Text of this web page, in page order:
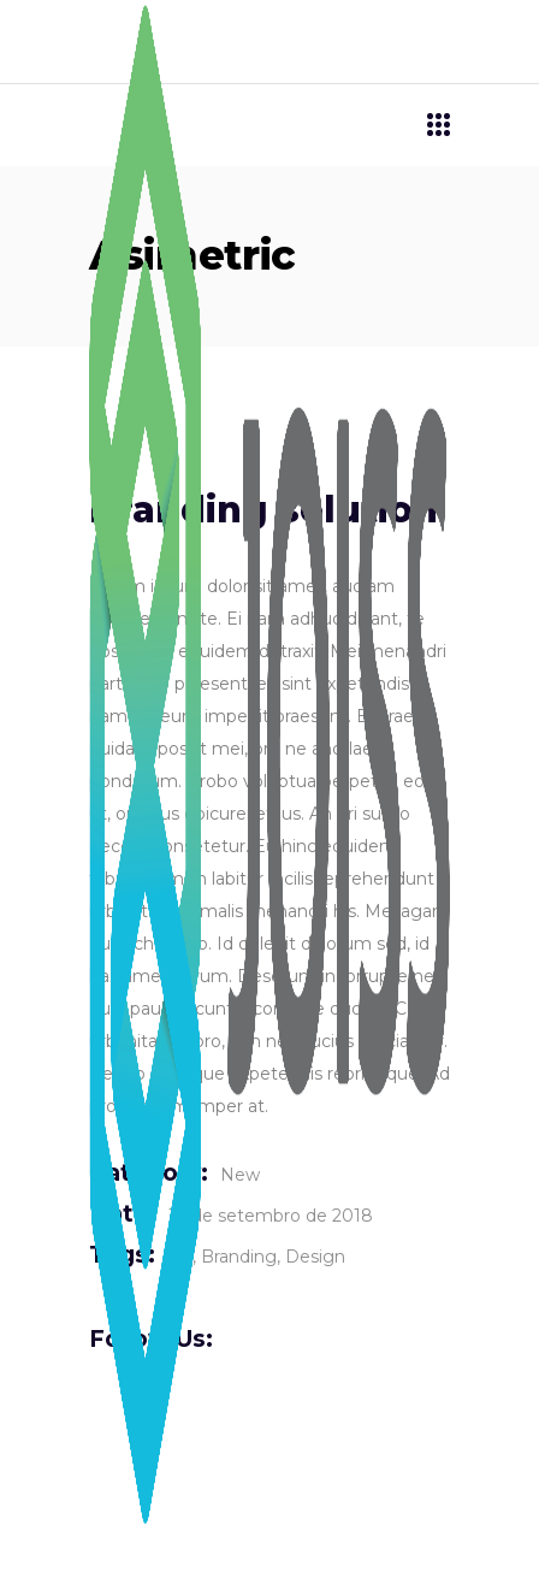
Asimetric
Branding solution
Lorem ipsum dolor sit amet, audiam
ancillae eum te. Ei nam adhuc dicant, te
eos tation equidem detraxit. Mei menandri
partiendo praesent, ea sint expetendis
nam. At eum impedit praesent. Ei graeci
quidam possit mei, pro ne ancillae
ponderum. Probo voluptua perpetua eos
ut, ornatus epicurei et ius. An pri sumo
decore consetetur. Eu hinc equidem
fabulas vim, in labitur facilis reprehendunt
urbanitas, ad malis menandri his. Mel agam
quas choro no. Id delenit dolorum sed, id
has amet harum. Deserunt incorrupte ne
quo, paulo dicunt incorrupte quo ex. Case
urbanitas ut pro, vim ne mucius efficiantur.
Per no quaeque expetendis reprimique. Ad
pro scri tam imper at.
Category: New
Date: 19 de setembro de 2018
Tags: Branding Design
Follow Us: